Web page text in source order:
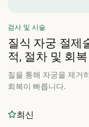
검사 및 시술
질식 자궁 절제
적, 절차 및 회복
질을 통해 자궁을 제거
회복이 빠릅니다.
최신